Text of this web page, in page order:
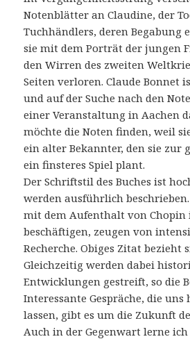
Notenblätter an Claudine, der
Tuchhändlers, deren Begabung
sie mit dem Porträt der jungen
den Wirren des zweiten
Seiten verloren. Claude Bonnet
und auf der Suche nach den
einer Veranstaltung in Aachen
möchte die Noten finden, weil
ein alter Bekannter, den sie zur
ein finsteres Spiel plant.
Der Schriftstil des Buches ist
werden ausführlich
mit dem Aufenthalt von Chopin
beschäftigen, zeugen von
Recherche. Obiges Zitat bezieht
Gleichzeitig werden dabei
Entwicklungen gestreift, so die
Interessante Gespräche, die
lassen, gibt es um die Zukunft
Auch in der Gegenwart lerne